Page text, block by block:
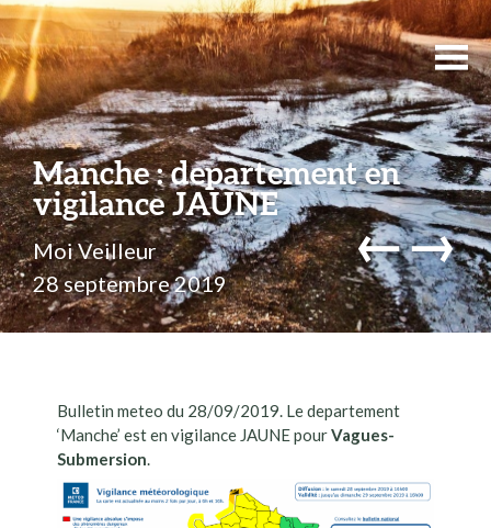
Manche : departement en
vigilance JAUNE
Moi Veilleur
28 septembre 2019
←→
Bulletin meteo du 28/09/2019. Le departement
‘Manche’ est en vigilance JAUNE pourVagues-
Submersion.